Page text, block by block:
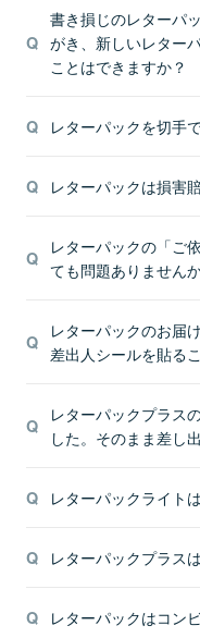
書き損じのレターパ
がき、新しいレター
ことはできますか？
レターパックを切手
レターパックは損害
レターパックの「ご
ても問題ありません
レターパックのお届
差出人シールを貼る
レターパックプラス
した。そのまま差し
レターパックライト
レターパックプラス
レターパックはコン